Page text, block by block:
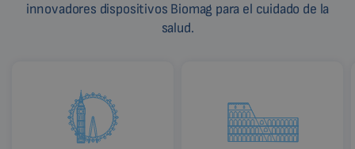
innovadores dispositivos Biomag para el cuidado de la
salud.